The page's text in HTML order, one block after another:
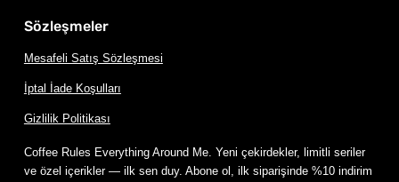
Sözleşmeler
Mesafeli Satış Sözleşmesi
İptal İade Koşulları
Gizlilik Politikası
Coffee Rules Everything Around Me. Yeni çekirdekler, limitli seriler
ve özel içerikler — ilk sen duy. Abone ol, ilk siparişinde %10 indirim